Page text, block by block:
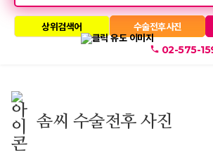
상위검색어 수술전후사진
02-575-
너
솜씨 수술전후 사진